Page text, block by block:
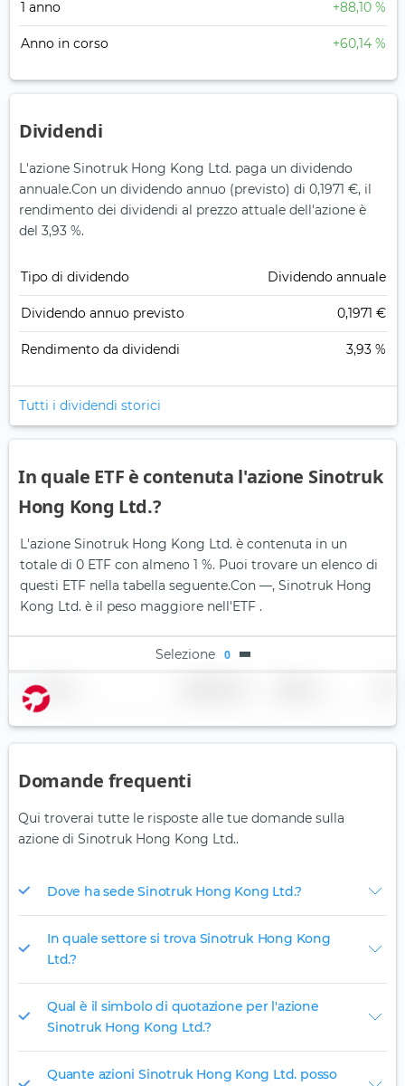
1 anno +88,10 %
Anno in corso +60,14 %
Dividendi
L'azione Sinotruk Hong Kong Ltd. paga un dividendo
annuale.Con un dividendo annuo (previsto) di 0,1971 €, il
rendimento dei dividendi al prezzo attuale dell'azione è
del 3,93 %.
Tipo di dividendo Dividendo annuale
Dividendo annuo previsto 0,1971 €
Rendimento da dividendi 3,93 %
Tutti i dividendi storici
In quale ETF è contenuta l'azione Sinotruk
Hong Kong Ltd.?
L'azione Sinotruk Hong Kong Ltd. è contenuta in un
totale di 0 ETF con almeno 1 %. Puoi trovare un elenco di
questi ETF nella tabella seguente.Con —, Sinotruk Hong
Kong Ltd. è il peso maggiore nell'ETF .
Selezione 0
Nome
Domande frequenti
Qui troverai tutte le risposte alle tue domande sulla
azione di Sinotruk Hong Kong Ltd..
Dove ha sede Sinotruk Hong Kong Ltd.?
In quale settore si trova Sinotruk Hong Kong
Ltd.?
Qual è il simbolo di quotazione per l'azione
Sinotruk Hong Kong Ltd.?
Quante azioni Sinotruk Hong Kong Ltd. posso